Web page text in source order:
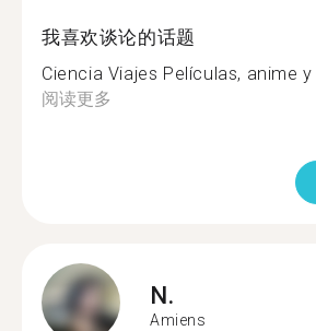
我喜欢谈论的话题
Ciencia Viajes Películas, anime
阅读更多
N.
Amiens